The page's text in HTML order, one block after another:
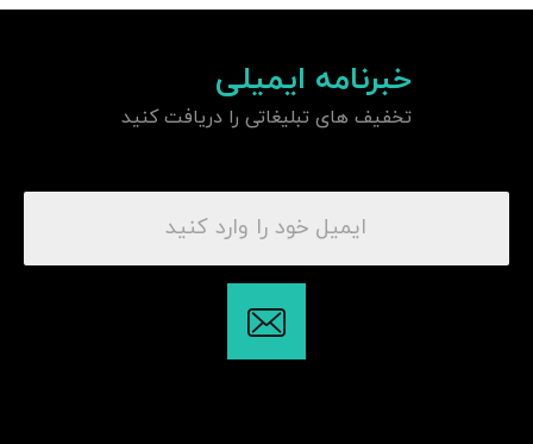
خبرنامه ایمیلی
تخفیف های تبلیغاتی را دریافت کنید